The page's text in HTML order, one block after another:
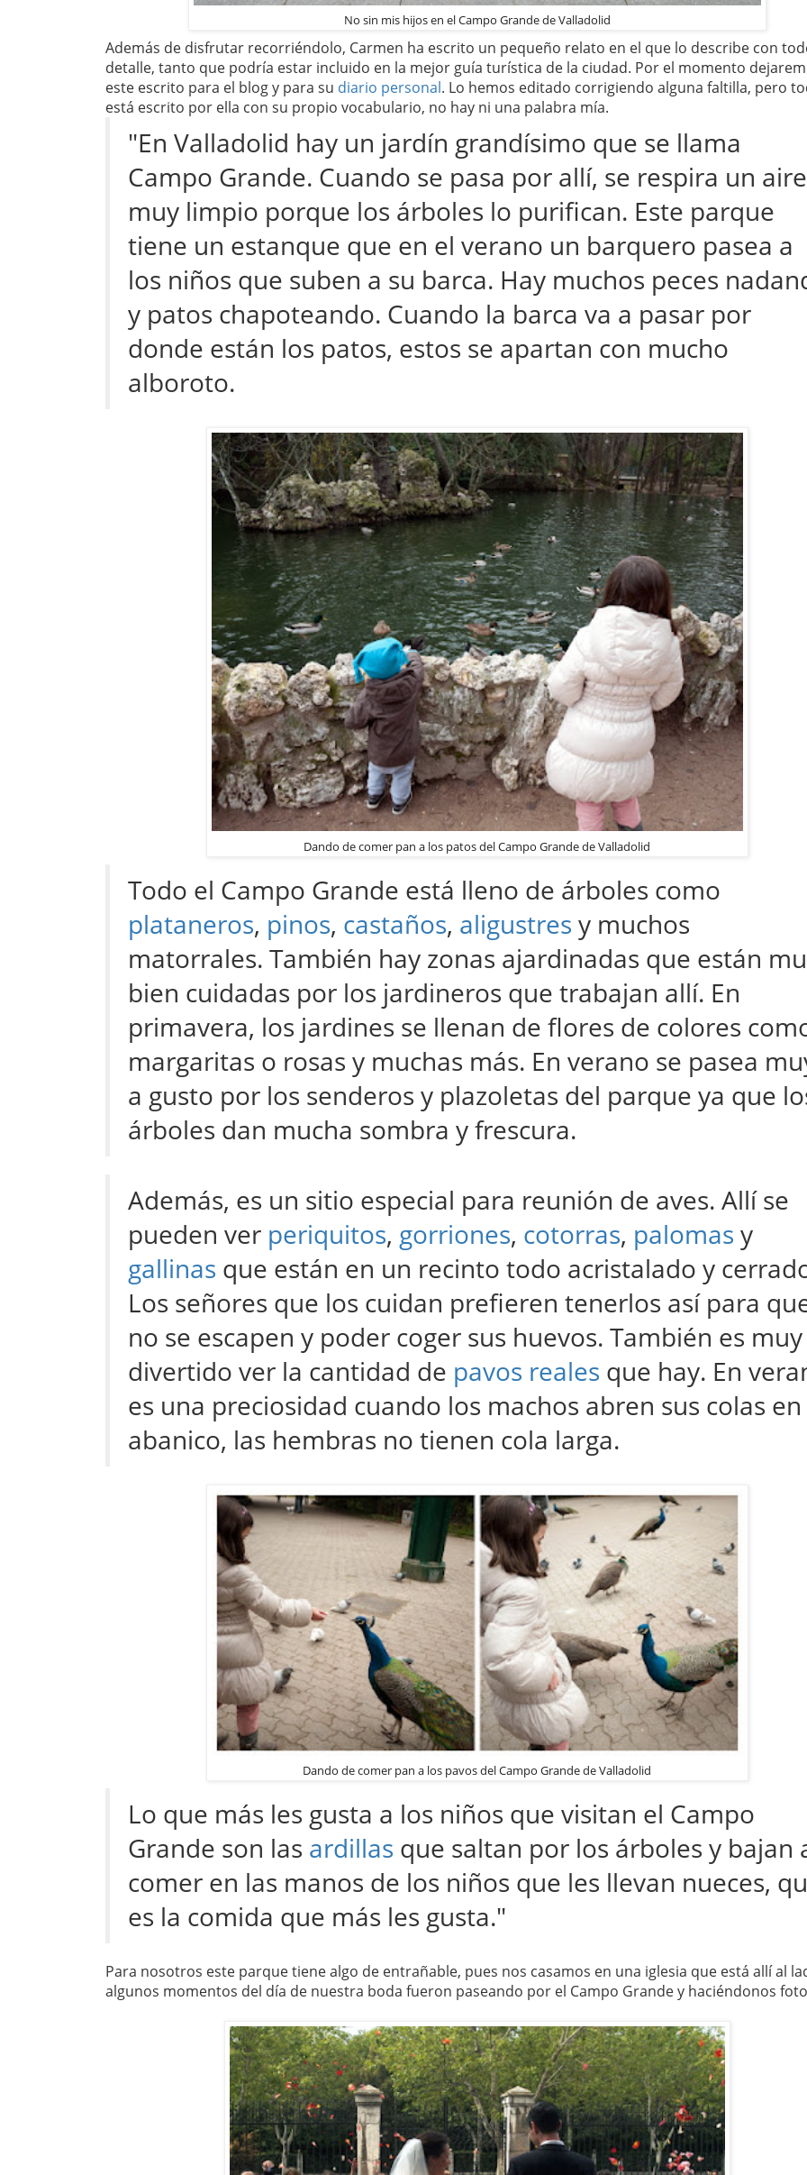
No sin mis hijos en el Campo Grande de Valladolid
Además de disfrutar recorriéndolo, Carmen ha escrito un pequeño relato en el que lo describe con
detalle, tanto que podría estar incluido en la mejor guía turística de la ciudad. Por el momento
este escrito para el blog y para su diario personal. Lo hemos editado corrigiendo alguna faltilla, pero
está escrito por ella con su propio vocabulario, no hay ni una palabra mía.
"En Valladolid hay un jardín grandísimo que se llama
Campo Grande. Cuando se pasa por allí, se respira un aire
muy limpio porque los árboles lo purifican. Este parque
tiene un estanque que en el verano un barquero pasea a
los niños que suben a su barca. Hay muchos peces
y patos chapoteando. Cuando la barca va a pasar por
donde están los patos, estos se apartan con mucho
alboroto.
Dando de comer pan a los patos del Campo Grande de Valladolid
Todo el Campo Grande está lleno de árboles como
plataneros, pinos, castaños, aligustres y muchos
matorrales. También hay zonas ajardinadas que están
bien cuidadas por los jardineros que trabajan allí. En
primavera, los jardines se llenan de flores de colores
margaritas o rosas y muchas más. En verano se pasea
a gusto por los senderos y plazoletas del parque ya que
árboles dan mucha sombra y frescura.
Además, es un sitio especial para reunión de aves. Allí se
pueden ver periquitos, gorriones, cotorras, palomas y
gallinas que están en un recinto todo acristalado y
Los señores que los cuidan prefieren tenerlos así para
no se escapen y poder coger sus huevos. También es muy
divertido ver la cantidad de pavos reales que hay. En
es una preciosidad cuando los machos abren sus colas en
abanico, las hembras no tienen cola larga.
Dando de comer pan a los pavos del Campo Grande de Valladolid
Lo que más les gusta a los niños que visitan el Campo
Grande son las ardillas que saltan por los árboles y bajan
comer en las manos de los niños que les llevan nueces,
es la comida que más les gusta."
Para nosotros este parque tiene algo de entrañable, pues nos casamos en una iglesia que está allí al
algunos momentos del día de nuestra boda fueron paseando por el Campo Grande y haciéndonos